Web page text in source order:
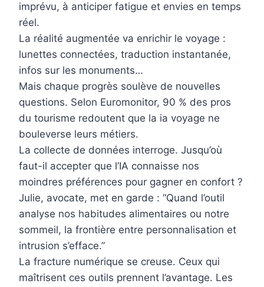
imprévu, à anticiper fatigue et envies en temps
réel.
La réalité augmentée va enrichir le voyage :
lunettes connectées, traduction instantanée,
infos sur les monuments…
Mais chaque progrès soulève de nouvelles
questions. Selon Euromonitor, 90 % des pros
du tourisme redoutent que la ia voyage ne
bouleverse leurs métiers.
La collecte de données interroge. Jusqu’où
faut-il accepter que l’IA connaisse nos
moindres préférences pour gagner en confort ?
Julie, avocate, met en garde : “Quand l’outil
analyse nos habitudes alimentaires ou notre
sommeil, la frontière entre personnalisation et
intrusion s’efface.”
La fracture numérique se creuse. Ceux qui
maîtrisent ces outils prennent l’avantage. Les